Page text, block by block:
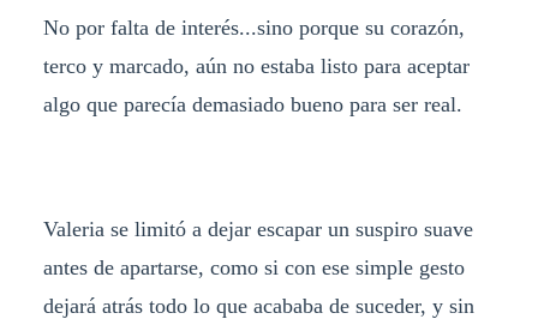
No por falta de interés...sino porque su corazón,
terco y marcado, aún no estaba listo para aceptar
algo que parecía demasiado bueno para ser real.
Valeria se limitó a dejar escapar un suspiro suave
antes de apartarse, como si con ese simple gesto
dejará atrás todo lo que acababa de suceder, y sin